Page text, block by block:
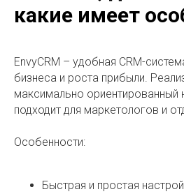
какие имеет
EnvyCRM – удобная CRM-
бизнеса и роста прибыли.
максимально ориентированный
подходит для маркетологов и
Особенности:
Быстрая и простая